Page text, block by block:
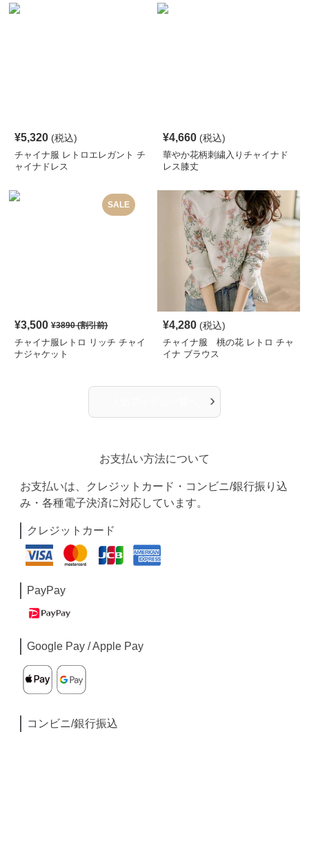
¥5,320 (税込)
チャイナ服 レトロエレガント チ
ャイナドレス
¥4,660 (税込)
華やか花柄刺繍入りチャイナド
レス膝丈
SALE
¥3,500 ¥3890(割引前)
チャイナ服レトロ リッチ チャイ
ナジャケット
¥4,280 (税込)
チャイナ服 桃の花 レトロ チャ
イナ ブラウス
›
お支払い方法について
お支払いは、クレジットカード・コンビニ/銀行振り込
み・各種電子決済に対応しています。
クレジットカード
PayPay
Google Pay / Apple Pay
コンビニ/銀行振込